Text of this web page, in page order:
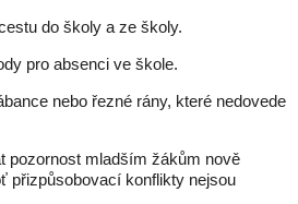
do školy a ze školy.
pro absenci ve škole.
nebo řezné rány, které nedovede
pozornost mladším žákům nově
přizpůsobovací konflikty nejsou